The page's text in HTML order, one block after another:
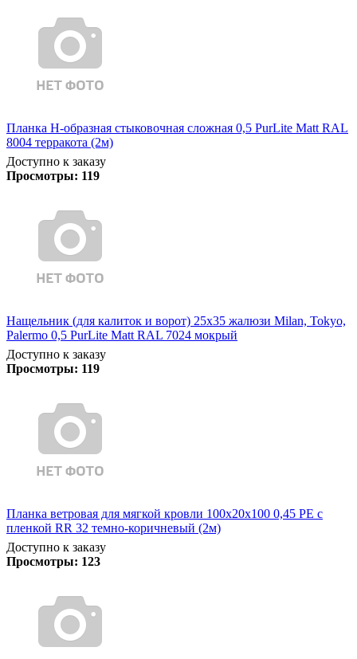
Планка Н-образная стыковочная сложная 0,5 PurLite Matt RAL
8004 терракота (2м)
Доступно к заказу
Просмотры: 119
Нащельник (для калиток и ворот) 25х35 жалюзи Milan, Tokyo,
Palermo 0,5 PurLite Matt RAL 7024 мокрый
Доступно к заказу
Просмотры: 119
Планка ветровая для мягкой кровли 100х20х100 0,45 PE с
пленкой RR 32 темно-коричневый (2м)
Доступно к заказу
Просмотры: 123